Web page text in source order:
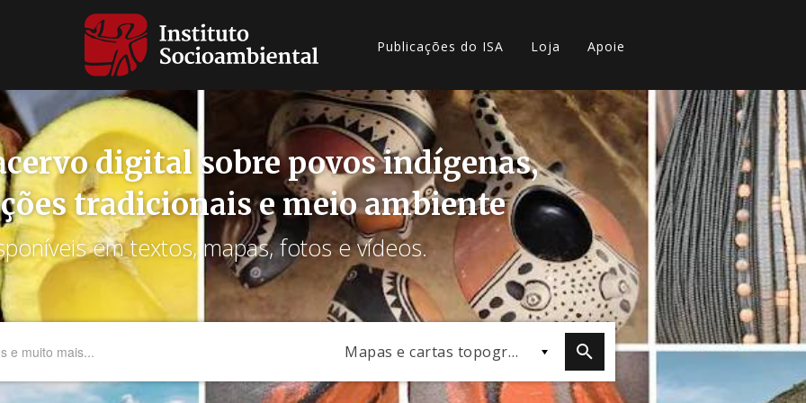
Publicações do ISA Loja Apoie
digital sobre povos indígenas,
tradicionais e meio ambiente
em textos, mapas, fotos e vídeos.
Mapas e cartas topográficas